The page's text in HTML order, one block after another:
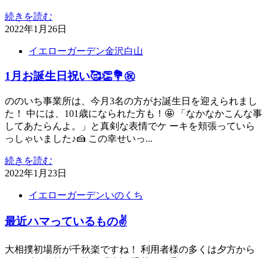
続きを読む
2022年1月26日
イエローガーデン金沢白山
1月お誕生日祝い🥰👏💐㊗️
ののいち事業所は、今月3名の方がお誕生日を迎えられまし
た！ 中には、101歳になられた方も！🤩 「なかなかこんな事
してあたらんよ。」と真剣な表情でケ ーキを頬張っていら
っしゃいました♪🍰 この幸せいっ...
続きを読む
2022年1月23日
イエローガーデンいのくち
最近ハマっているもの✌️
大相撲初場所が千秋楽ですね！ 利用者様の多くは夕方から